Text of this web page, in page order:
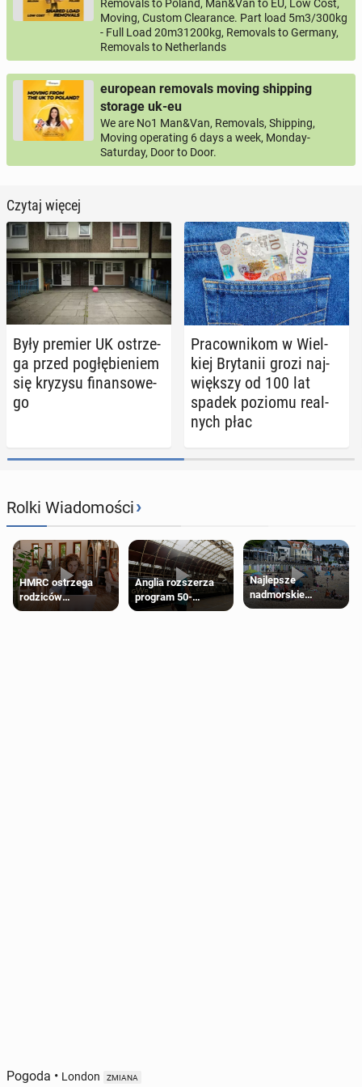
Removals to Poland, Man&Van to EU, Low Cost,
Moving, Custom Clearance. Part load 5m3/300kg
- Full Load 20m31200kg, Removals to Germany,
Removals to Netherlands
european removals moving shipping
storage uk-eu
We are No1 Man&Van, Removals, Shipping,
Moving operating 6 days a week, Monday-
Saturday, Door to Door.
Czytaj więcej
Były premier UK ostrze­
ga przed po­głę­bie­niem
się kryzysu fi­nan­so­we­
go
Pra­cow­ni­kom w Wiel­
kiej Bry­ta­nii grozi naj­
więk­szy od 100 lat
spadek poziomu re­al­
nych płac
Rolki Wiadomości›
HMRC ostrzega
rodziców
pobierających Child
Anglia rozszerza
program 50-
procentowych
Najlepsze
nadmorskie
miasteczko blisko
Pogoda • London ZMIANA